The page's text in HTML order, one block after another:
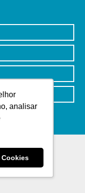
analisar